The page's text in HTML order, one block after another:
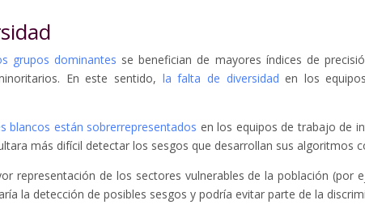
grupos dominantes se benefician de mayores índices de
En este sentido, la falta de diversidad en los
blancos están sobrerrepresentados en los equipos de trabajo de
más difícil detectar los sesgos que desarrollan sus algoritmos
representación de los sectores vulnerables de la población (por
la detección de posibles sesgos y podría evitar parte de la